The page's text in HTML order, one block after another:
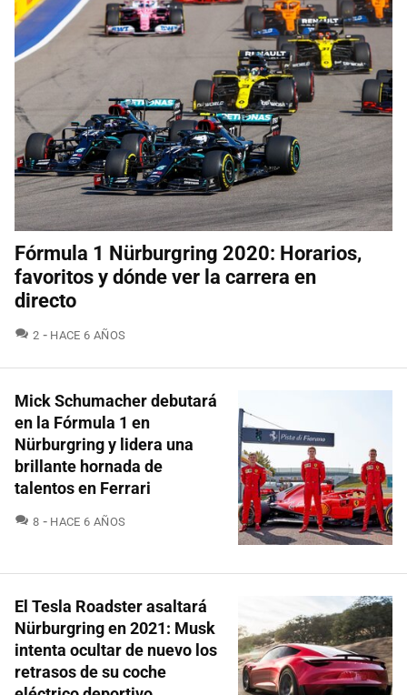
Fórmula 1 Nürburgring 2020: Horarios,
favoritos y dónde ver la carrera en
directo
2 COMENTARIOS
HACE 6 AÑOS
Mick Schumacher debutará
en la Fórmula 1 en
Nürburgring y lidera una
brillante hornada de
talentos en Ferrari
8 COMENTARIOS
HACE 6 AÑOS
El Tesla Roadster asaltará
Nürburgring en 2021: Musk
intenta ocultar de nuevo los
retrasos de su coche